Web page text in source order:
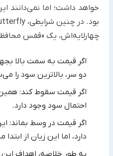
خواهد داشت؛ اما نمی‌دانند
چهارلایه‌اش، یک «قفس
اگر قیمت به سمت بالا
دو سر، بالاترین سود را
اگر قیمت سقوط کند: همین
احتمال سود وجود دارد.
اگر قیمت در وسط بماند:
دارد، اما این زیان از